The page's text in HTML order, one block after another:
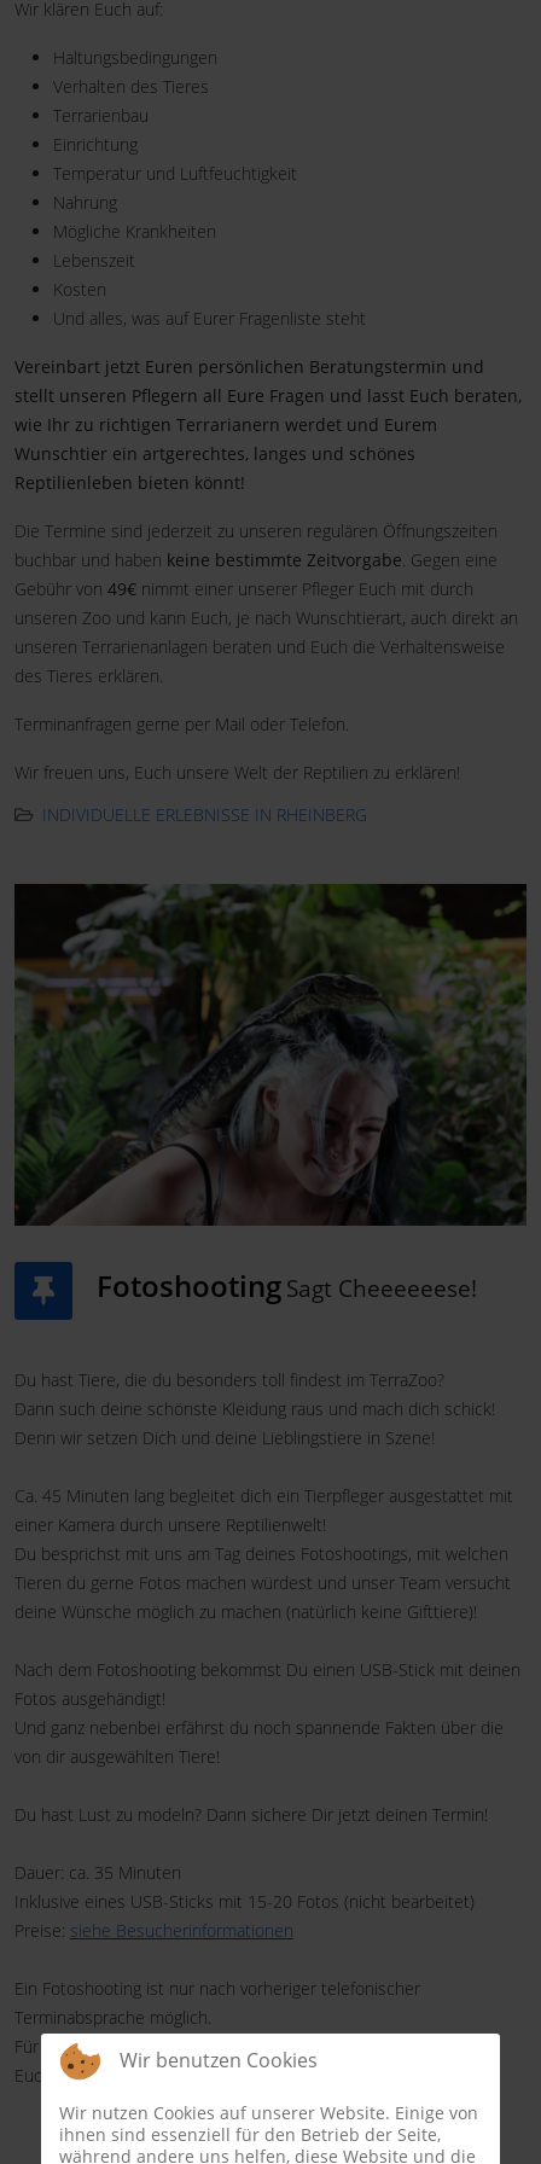
Wir klären Euch auf:
Haltungsbedingungen
Verhalten des Tieres
Terrarienbau
Einrichtung
Temperatur und Luftfeuchtigkeit
Nahrung
Mögliche Krankheiten
Lebenszeit
Kosten
Und alles, was auf Eurer Fragenliste steht
Vereinbart jetzt Euren persönlichen Beratungstermin und
stellt unseren Pflegern all Eure Fragen und lasst Euch beraten,
wie Ihr zu richtigen Terrarianern werdet und Eurem
Wunschtier ein artgerechtes, langes und schönes
Reptilienleben bieten könnt!
Die Termine sind jederzeit zu unseren regulären Öffnungszeiten
buchbar und haben keine bestimmte Zeitvorgabe. Gegen eine
Gebühr von 49€ nimmt einer unserer Pfleger Euch mit durch
unseren Zoo und kann Euch, je nach Wunschtierart, auch direkt an
unseren Terrarienanlagen beraten und Euch die Verhaltensweise
des Tieres erklären.
Terminanfragen gerne per Mail oder Telefon.
Wir freuen uns, Euch unsere Welt der Reptilien zu erklären!
INDIVIDUELLE ERLEBNISSE IN RHEINBERG
Fotoshooting Sagt Cheeeeeese!
Du hast Tiere, die du besonders toll findest im TerraZoo?
Dann such deine schönste Kleidung raus und mach dich schick!
Denn wir setzen Dich und deine Lieblingstiere in Szene!
Ca. 45 Minuten lang begleitet dich ein Tierpfleger ausgestattet mit
einer Kamera durch unsere Reptilienwelt!
Du besprichst mit uns am Tag deines Fotoshootings, mit welchen
Tieren du gerne Fotos machen würdest und unser Team versucht
deine Wünsche möglich zu machen (natürlich keine Gifttiere)!
Nach dem Fotoshooting bekommst Du einen USB-Stick mit deinen
Fotos ausgehändigt!
Und ganz nebenbei erfährst du noch spannende Fakten über die
von dir ausgewählten Tiere!
Du hast Lust zu modeln? Dann sichere Dir jetzt deinen Termin!
Dauer: ca. 35 Minuten
Inklusive eines USB-Sticks mit 15-20 Fotos (nicht bearbeitet)
Preise: siehe Besucherinformationen
Ein Fotoshooting ist nur nach vorheriger telefonischer
Terminabsprache möglich.
Für weitere Informationen zum Ablauf und der Buchung meldet
Euch gerne bei uns!
Wir benutzen Cookies
Wir nutzen Cookies auf unserer Website. Einige von
ihnen sind essenziell für den Betrieb der Seite,
während andere uns helfen, diese Website und die